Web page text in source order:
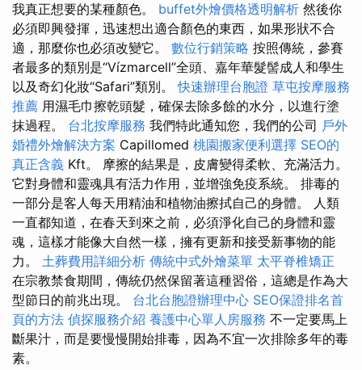
我真正想要的某種顏色。 buffet外燴價格透明解析 然後你
必須即興發揮，迅速想出適合顏色的東西，如果形狀不合
適，那麼你也必須改變它。 數位行銷策略 按照傳統，參賽
者最多的類別是“Vízmarcell”全頭、嘉年華髮髻成人和學生
以及奇幻化妝“Safari”類別。快速辦理台胞證 草屯按摩服務
推薦 用濕毛巾擦乾頭髮，確保去除多餘的水分，以進行塗
抹過程。 台北按摩服務 我們特此通知您，我們的公司 戶外
婚禮外燴解決方案 Capillomed 桃園搬家便利選擇 SEO的
真正含義 Kft。 摩擦的結果是，皮膚變得柔軟、充滿活力。
它對身體和靈魂具有活力作用，並增強免疫系統。 排毒的
一部分是客人每天用精油和植物油擦拭自己的身體。 人類
一直都知道，在春天到來之前，必須淨化自己的身體和靈
魂，這樣才能像大自然一樣，擁有更新和接受新事物的能
力。 土葬費用詳細分析 傳統中式外燴菜單 太平脊椎矯正
在宗教禁食期間，傳統仍然保留著這種習俗，這總是作為大
型節日的前兆出現。 台北台胞證辦理中心 SEO保證排名首
頁的方法 偵探服務介紹 養護中心單人房服務 不一定要馬上
斷果汁，而是要慢慢開始排毒，因為不宜一次排除多年的毒
素。